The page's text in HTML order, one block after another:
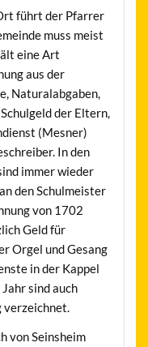
führt der Pfarrer
muss meist
eine Art
aus der
Naturalabgaben,
der Eltern,
(Mesner)
In den
immer wieder
den Schulmeister
von 1702
Geld für
Orgel und Gesang
in der Kappel
sind auch
verzeichnet.
von Seinsheim